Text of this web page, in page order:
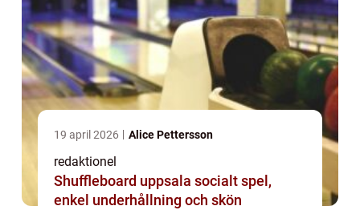
19 april 2026 Alice Pettersson
redaktionel
Shuffleboard uppsala socialt spel,
enkel underhållning och skön